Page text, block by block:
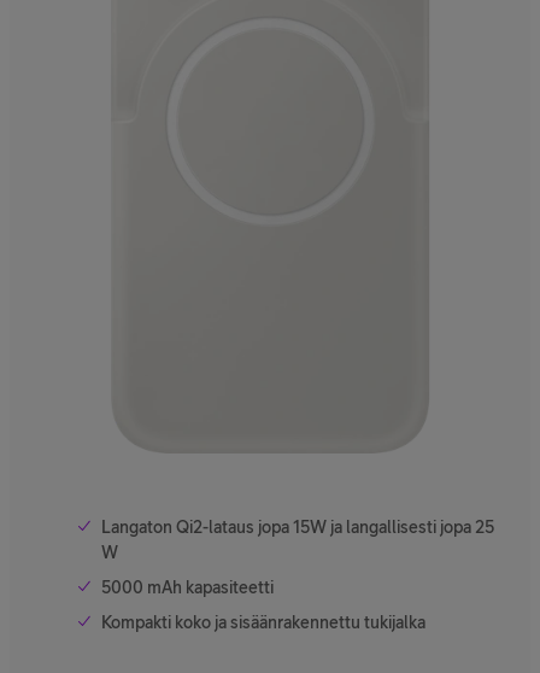
Langaton Qi2-lataus jopa 15W ja langallisesti jopa 25
W
5000 mAh kapasiteetti
Kompakti koko ja sisäänrakennettu tukijalka